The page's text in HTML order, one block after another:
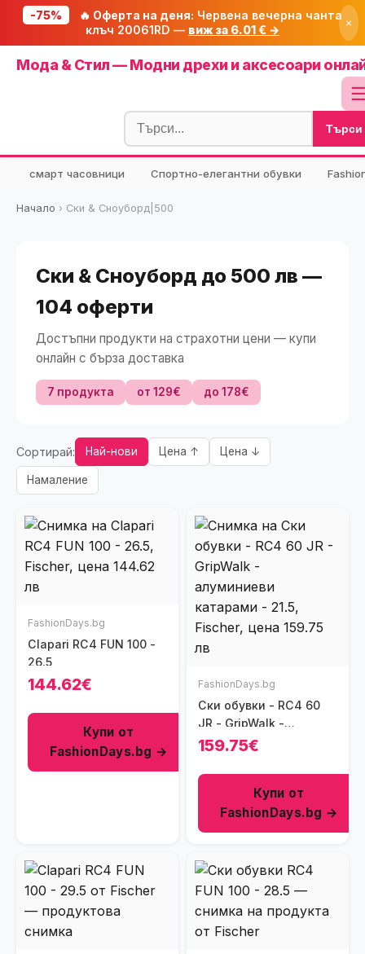
-75% 🔥 Оферта на деня: Червена вечерна чанта
клъч 20061RD — виж за 6.01 € → ×
Мода & Стил — Модни дрехи и аксесоари
Начало
🔥 Намаления
🧮 Калкулатори Търси
смарт часовници Спортно-елегантни обувки
Начало › Ски & Сноуборд|500
Ски & Сноуборд до 500 лв —
104 оферти
Достъпни продукти на страхотни цени — купи
онлайн с бърза доставка
7 продукта от 129€ до 178€
Сортирай: Най-нови Цена ↑ Цена ↓
Намаление
FashionDays.bg
Clapari RC4 FUN 100 -
26.5
144.62€
Купи от
FashionDays.bg →
FashionDays.bg
Ски обувки - RC4 60
JR - GripWalk -
алуминиеви катарами
159.75€
Купи от
FashionDays.bg →